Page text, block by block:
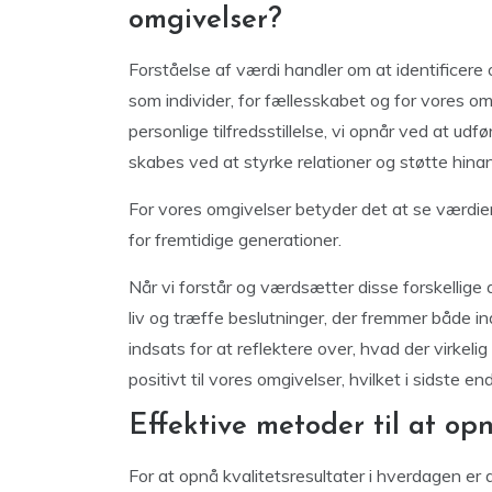
omgivelser?
Forståelse af værdi handler om at
som individer, for fællesskabet og for vores
personlige tilfredsstillelse, vi opnår ved at
skabes ved at styrke relationer og støtte
For vores omgivelser betyder det at se
for fremtidige generationer.
Når vi forstår og værdsætter disse forskellige
liv og træffe beslutninger, der fremmer både
indsats for at reflektere over, hvad der
positivt til vores omgivelser, hvilket i sidste
Effektive metoder til at
For at opnå kvalitetsresultater i hverdagen